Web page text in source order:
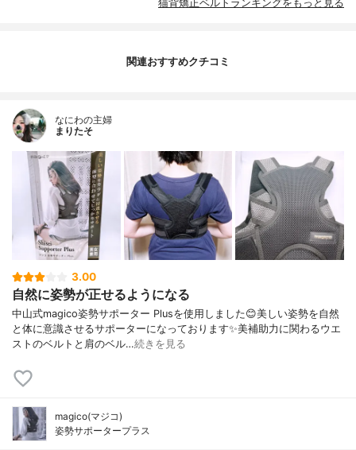
猫背矯正ベルトランキングをもっと見る
関連おすすめクチコミ
なにわの主婦
まりたそ
3.00
自然に姿勢が正せるようになる
中山式magico姿勢サポーター Plusを使用しました😊美しい姿勢を自然
と体に意識させるサポーターになっております✨美補助力に関わるウエ
ストのベルトと肩のベル…続きを見る
magico(マジコ)
姿勢サポータープラス